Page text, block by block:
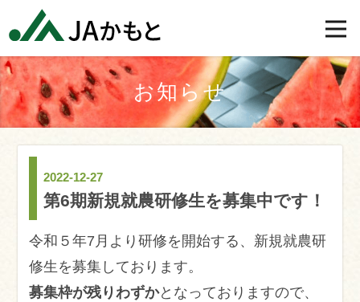
お知らせ
2022-12-27
第6期新規就農研修生を募集中です！
令和５年7月より研修を開始する、新規就農研
修生を募集しております。
募集枠が残りわずかとなっておりますので、